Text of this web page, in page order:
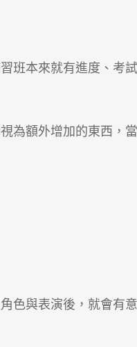
班本來就有進度、考
為額外增加的東西，
色與表演後，就會有意